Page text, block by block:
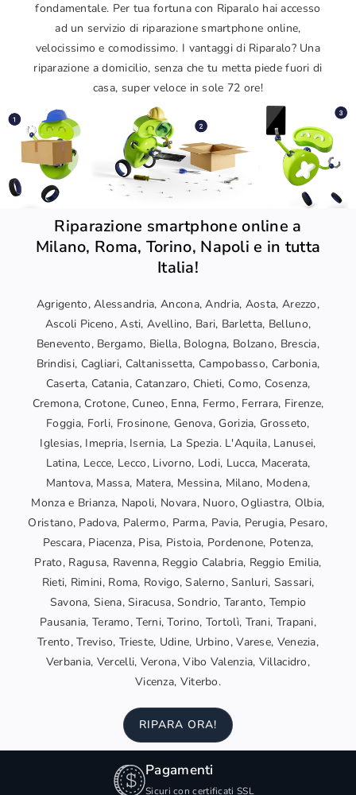
fondamentale. Per tua fortuna con Riparalo hai accesso
ad un servizio di riparazione smartphone online,
velocissimo e comodissimo. I vantaggi di Riparalo? Una
riparazione a domicilio, senza che tu metta piede fuori di
casa, super veloce in sole 72 ore!
Riparazione smartphone online a
Milano, Roma, Torino, Napoli e in tutta
Italia!
Agrigento, Alessandria, Ancona, Andria, Aosta, Arezzo,
Ascoli Piceno, Asti, Avellino, Bari, Barletta, Belluno,
Benevento, Bergamo, Biella, Bologna, Bolzano, Brescia,
Brindisi, Cagliari, Caltanissetta, Campobasso, Carbonia,
Caserta, Catania, Catanzaro, Chieti, Como, Cosenza,
Cremona, Crotone, Cuneo, Enna, Fermo, Ferrara, Firenze,
Foggia, Forli, Frosinone, Genova, Gorizia, Grosseto,
Iglesias, Imepria, Isernia, La Spezia. L'Aquila, Lanusei,
Latina, Lecce, Lecco, Livorno, Lodi, Lucca, Macerata,
Mantova, Massa, Matera, Messina, Milano, Modena,
Monza e Brianza, Napoli, Novara, Nuoro, Ogliastra, Olbia,
Oristano, Padova, Palermo, Parma, Pavia, Perugia, Pesaro,
Pescara, Piacenza, Pisa, Pistoia, Pordenone, Potenza,
Prato, Ragusa, Ravenna, Reggio Calabria, Reggio Emilia,
Rieti, Rimini, Roma, Rovigo, Salerno, Sanluri, Sassari,
Savona, Siena, Siracusa, Sondrio, Taranto, Tempio
Pausania, Teramo, Terni, Torino, Tortolì, Trani, Trapani,
Trento, Treviso, Trieste, Udine, Urbino, Varese, Venezia,
Verbania, Vercelli, Verona, Vibo Valenzia, Villacidro,
Vicenza, Viterbo.
RIPARA ORA!
Pagamenti
Sicuri con certificati SSL